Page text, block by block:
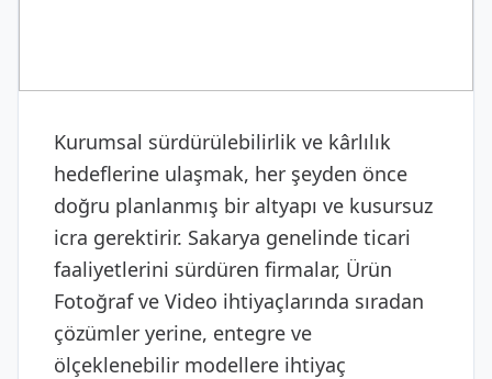
Kurumsal sürdürülebilirlik ve kârlılık
hedeflerine ulaşmak, her şeyden önce
doğru planlanmış bir altyapı ve kusursuz
icra gerektirir. Sakarya genelinde ticari
faaliyetlerini sürdüren firmalar, Ürün
Fotoğraf ve Video ihtiyaçlarında sıradan
çözümler yerine, entegre ve
ölçeklenebilir modellere ihtiyaç